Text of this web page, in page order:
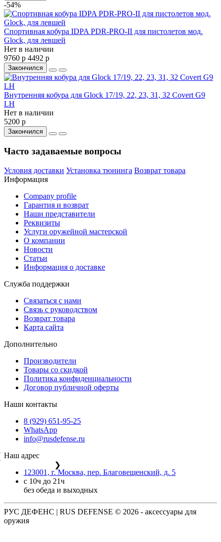
-54%
Спортивная кобура IDPA PDR-PRO-II для пистолетов мод.
Glock, для левшей
Нет в наличии
9760 р 4492 р
Закончился
Внутренняя кобура для Glock 17/19, 22, 23, 31, 32 Covert G9
LH
Нет в наличии
5200 р
Закончился
Часто задаваемые вопросы
Условия доставки Установка тюнинга Возврат товара
Информация
Company profile
Гарантия и возврат
Наши представители
Реквизиты
Услуги оружейной мастерской
О компании
Новости
Статьи
Информация о доставке
Служба поддержки
Связаться с нами
Связь с руководством
Возврат товара
Карта сайта
Дополнительно
Производители
Товары со скидкой
Политика конфиденциальности
Договор публичной оферты
Наши контакты
8 (929) 651-95-25
WhatsApp
info@rusdefense.ru
Наш адрес
❯
123001, г. Москва, пер. Благовещенский, д. 5
с 10ч до 21ч
без обеда и выходных
РУС ДЕФЕНС | RUS DEFENSE © 2026 - аксессуары для
оружия